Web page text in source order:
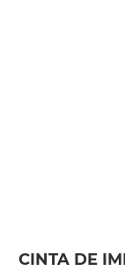
CINTA DE